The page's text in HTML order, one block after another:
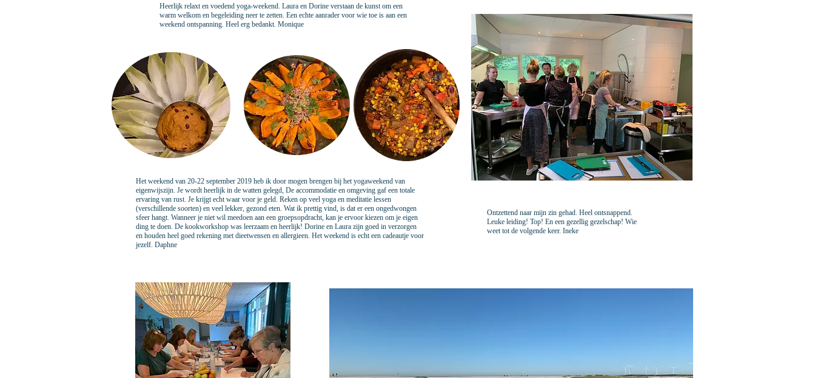
Heerlijk relaxt en voedend yoga-weekend. Laura en Dorine verstaan de kunst om een
warm welkom en begeleiding neer te zetten. Een echte aanrader voor wie toe is aan een
weekend ontspanning. Heel erg bedankt. Monique
Het weekend van 20-22 september 2019 heb ik door mogen brengen bij het yogaweekend van
eigenwijszijn. Je wordt heerlijk in de watten gelegd, De accommodatie en omgeving gaf een totale
ervaring van rust. Je krijgt echt waar voor je geld. Reken op veel yoga en meditatie lessen
(verschillende soorten) en veel lekker, gezond eten. Wat ik prettig vind, is dat er een ongedwongen
sfeer hangt. Wanneer je niet wil meedoen aan een groepsopdracht, kan je ervoor kiezen om je eigen
ding te doen. De kookworkshop was leerzaam en heerlijk! Dorine en Laura zijn goed in verzorgen
en houden heel goed rekening met dieetwensen en allergieen. Het weekend is echt een cadeautje voor
jezelf. Daphne
Ontzettend naar mijn zin gehad. Heel ontsnappend.
Leuke leiding! Top! En een gezellig gezelschap! Wie
weet tot de volgende keer. Ineke